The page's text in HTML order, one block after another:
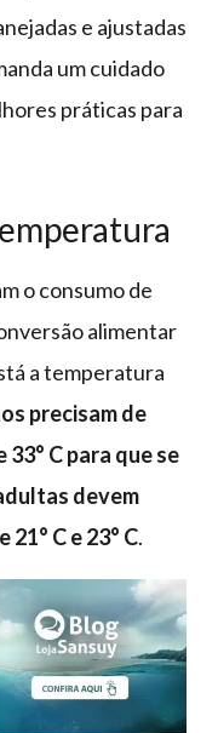
e ajustadas
um cuidado
práticas para
o consumo de
alimentar
a temperatura
precisam de
C para que se
devem
C e 23° C.